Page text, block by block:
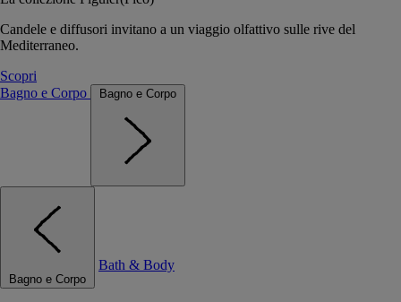
Candele e diffusori invitano a un viaggio olfattivo sulle rive del
Mediterraneo.
Scopri
Bagno e Corpo
Bagno e Corpo
Bagno e Corpo
Bath & Body